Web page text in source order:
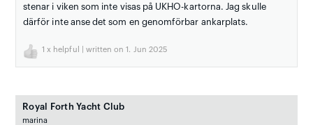
stenar i viken som inte visas på UKHO-kartorna. Jag skulle
därför inte anse det som en genomförbar ankarplats.
1 x helpful | written on 1. Jun 2025
Royal Forth Yacht Club
marina